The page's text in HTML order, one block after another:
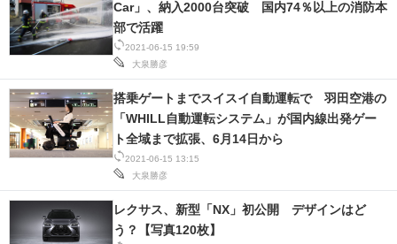
モノづくり技術者専門サイト
エレクトロニクス専門サイト
電子設計の基本と応用
エネルギーの専門メディア
建設×テクノロジーの最前線
ちょっと気になるネットの話題
2021-06-15 19:59
大泉勝彦
Car」、納入2000台突破 国内74％以上の消防本
部で活躍
2021-06-15 13:15
大泉勝彦
搭乗ゲートまでスイスイ自動運転で 羽田空港の
「WHILL自動運転システム」が国内線出発ゲー
ト全域まで拡張、6月14日から
レクサス、新型「NX」初公開 デザインはど
う？【写真120枚】